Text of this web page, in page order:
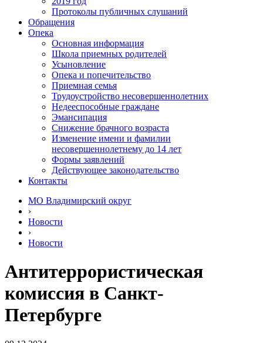
Протоколы публичных слушаний
Обращения
Опека
Основная информация
Школа приемных родителей
Усыновление
Опека и попечительство
Приемная семья
Трудоустройство несовершеннолетних
Недееспособные граждане
Эмансипация
Снижение брачного возраста
Изменение имени и фамилии
несовершеннолетнему до 14 лет
Формы заявлений
Действующее законодательство
Контакты
МО Владимирский округ
›
Новости
›
Новости
Антитеррористическая
комиссия в Санкт-
Петербурге